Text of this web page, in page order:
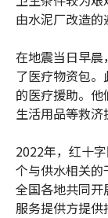
由水泥厂改造的
在地震当日早
了医疗物资包
的医疗援助。
生活用品等救济
2022年，红十
个与供水相关
全国各地共同
服务提供方提供